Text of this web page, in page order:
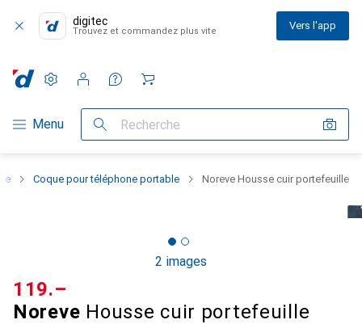
digitec
Trouvez et commandez plus vite Vers l'app
Navigation par catégorie
Menu Recherche
Paramètres
Compte client
Listes de comparaison
Listes d'envies
Panier
Coque pour téléphone portable Noreve Housse cuir portefeuille
2 images
Noreve Housse cuir portefeuille
CHF
119.–